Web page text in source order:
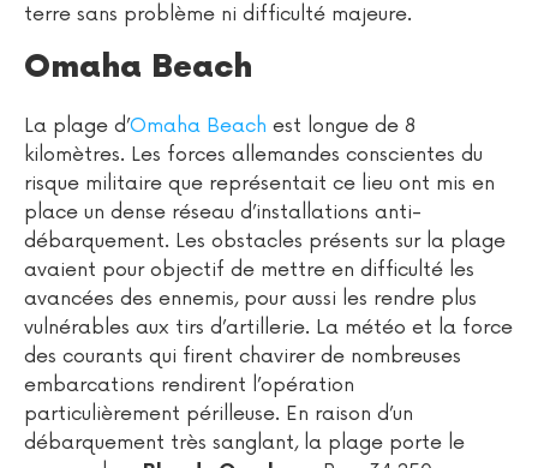
terre sans problème ni difficulté majeure.
Omaha Beach
La plage d’Omaha Beach est longue de 8
kilomètres. Les forces allemandes conscientes du
risque militaire que représentait ce lieu ont mis en
place un dense réseau d’installations anti-
débarquement. Les obstacles présents sur la plage
avaient pour objectif de mettre en difficulté les
avancées des ennemis, pour aussi les rendre plus
vulnérables aux tirs d’artillerie. La météo et la force
des courants qui firent chavirer de nombreuses
embarcations rendirent l’opération
particulièrement périlleuse. En raison d’un
débarquement très sanglant, la plage porte le